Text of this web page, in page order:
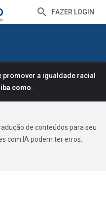
FAZER LOGIN
a igualdade racial
como.
de conteúdos para seu
com IA podem ter erros.